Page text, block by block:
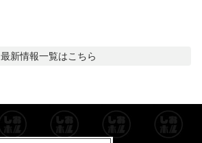
最新情報一覧はこちら